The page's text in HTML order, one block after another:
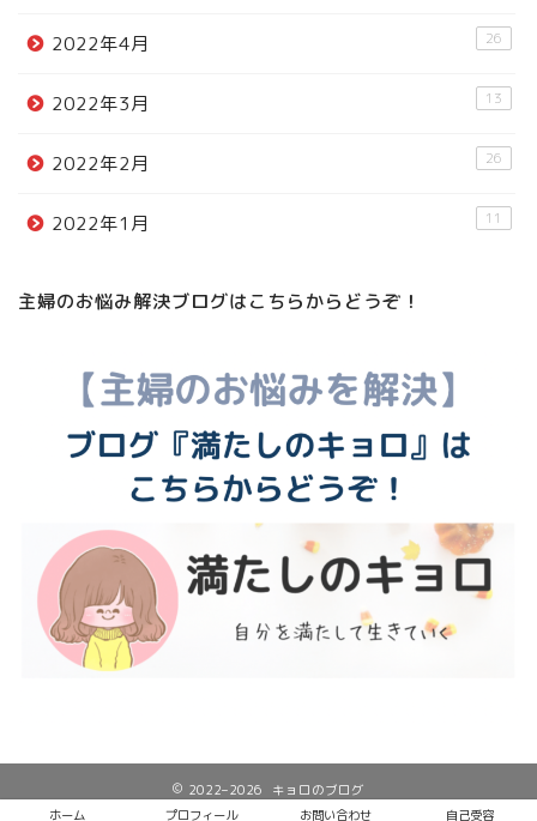
2022年4月 26
2022年3月 13
2022年2月 26
2022年1月 11
主婦のお悩み解決ブログはこちらからどうぞ！
2022–2026 キョロのブログ
ホーム
プロフィール お問い合わせ 自己受容